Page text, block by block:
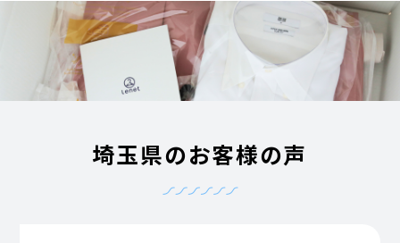
埼玉県のお客様の声